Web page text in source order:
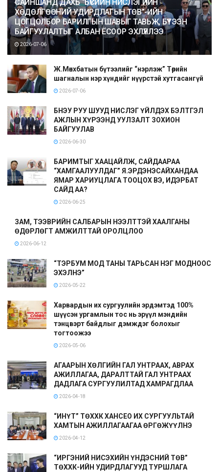
САЙНШАНД ДАХЬ “БҮСИЙН НИСЛЭГИЙН
ХӨДӨЛГӨӨНИЙ УДИРДЛАГЫН ТӨВ”-ИЙН
ЦОГЦОЛБОР БАРИЛГЫН ШАВЫГ ТАВЬЖ, БҮТЭЭН
БАЙГУУЛАЛТЫГ АЛБАН ЁСООР ЭХЛҮҮЛЛЭЭ
2026-07-06
Ж.Мөнхбатын бүтээлийг “нэрлэж” Төрийн
шагналын нэр хүндийг нүүрстэй хутгасангүй
2026-07-06
БНЭУ РУУ ШУУД НИСЛЭГ ҮЙЛДЭХ БЭЛТГЭЛ
АЖЛЫН ХҮРЭЭНД УУЛЗАЛТ ЗОХИОН
БАЙГУУЛАВ
2026-06-30
БАРИМТЫГ ХААЦАЙЛЖ, САЙДААРАА
“ХАМГААЛУУЛДАГ” Я.ЭРДЭНЭСАЙХАНДАА
ЯМАР ХАРИУЦЛАГА ТООЦОХ ВЭ, ИДЭРБАТ
САЙД АА?
2026-06-25
ЗАМ, ТЭЭВРИЙН САЛБАРЫН НЭЭЛТТЭЙ ХААЛГАНЫ
ӨДӨРЛӨГТ АМЖИЛТТАЙ ОРОЛЦЛОО
2026-06-12
“ТЭРБУМ МОД ТАНЫ ТАРЬСАН НЭГ МОДНООС
ЭХЭЛНЭ”
2026-05-22
Харвардын их сургуулийн эрдэмтэд 100%
шүүсэн ургамлын тос нь эрүүл мэндийн
тэнцвэрт байдлыг дэмждэг болохыг
тогтоожээ
2026-05-06
АГААРЫН ХӨЛГИЙН ГАЛ УНТРААХ, АВРАХ
АЖИЛЛАГАА, ДАРАЛТТАЙ ГАЛ УНТРААХ
ДАДЛАГА СУРГУУЛИЛТАД ХАМРАГДЛАА
2026-04-18
“ИНҮТ” ТӨХХК ХАНСЕО ИХ СУРГУУЛЬТАЙ
ХАМТЫН АЖИЛЛАГААГАА ӨРГӨЖҮҮЛНЭ
2026-04-12
“ИРГЭНИЙ НИСЭХИЙН ҮНДЭСНИЙ ТӨВ”
ТӨХХК-ИЙН УДИРДЛАГУУД ТУРШЛАГА